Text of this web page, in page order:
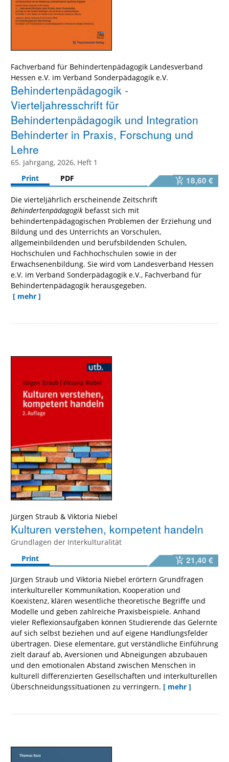
Fachverband für Behindertenpädagogik Landesverband
Hessen e.V. im Verband Sonderpädagogik e.V.
Behindertenpädagogik -
Vierteljahresschrift für
Behindertenpädagogik und Integration
Behinderter in Praxis, Forschung und
Lehre
65. Jahrgang, 2026, Heft 1
Print
PDF 18,60 €
Die vierteljährlich erscheinende Zeitschrift
Behindertenpädagogik befasst sich mit
behindertenpädagogischen Problemen der Erziehung und
Bildung und des Unterrichts an Vorschulen,
allgemeinbildenden und berufsbildenden Schulen,
Hochschulen und Fachhochschulen sowie in der
Erwachsenenbildung. Sie wird vom Landesverband Hessen
e.V. im Verband Sonderpädagogik e.V., Fachverband für
Behindertenpädagogik herausgegeben.
[ mehr ]
Jürgen Straub & Viktoria Niebel
Kulturen verstehen, kompetent handeln
Grundlagen der Interkulturalität
Print
21,40 €
Jürgen Straub und Viktoria Niebel erörtern Grundfragen
interkultureller Kommunikation, Kooperation und
Koexistenz, klären wesentliche theoretische Begriffe und
Modelle und geben zahlreiche Praxisbeispiele. Anhand
vieler Reflexionsaufgaben können Studierende das Gelernte
auf sich selbst beziehen und auf eigene Handlungsfelder
übertragen. Diese elementare, gut verständliche Einführung
zielt darauf ab, Aversionen und Abneigungen abzubauen
und den emotionalen Abstand zwischen Menschen in
kulturell differenzierten Gesellschaften und interkulturellen
Überschneidungssituationen zu verringern. [ mehr ]